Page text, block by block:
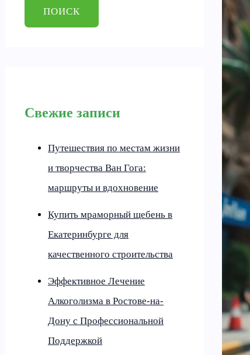
ПОИСК
Свежие записи
Путешествия по местам жизни
и творчества Ван Гога:
маршруты и вдохновение
Купить мраморный щебень в
Екатеринбурге для
качественного строительства
Эффективное Лечение
Алкоголизма в Ростове-на-
Дону с Профессиональной
Поддержкой